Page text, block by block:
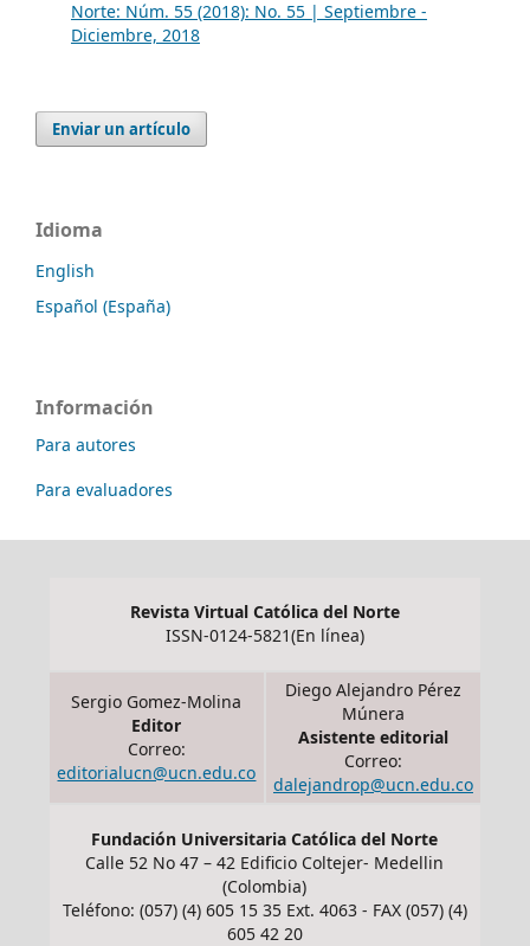
Norte: Núm. 55 (2018): No. 55 | Septiembre -
Diciembre, 2018
Enviar un artículo
Idioma
English
Español (España)
Información
Para autores
Para evaluadores
Revista Virtual Católica del Norte
ISSN-0124-5821(En línea)
Sergio Gomez-Molina
Editor
Correo:
editorialucn@ucn.edu.co
Diego Alejandro Pérez
Múnera
Asistente editorial
Correo:
dalejandrop@ucn.edu.co
Fundación Universitaria Católica del Norte
Calle 52 No 47 – 42 Edificio Coltejer- Medellin
(Colombia)
Teléfono: (057) (4) 605 15 35 Ext. 4063 - FAX (057) (4)
605 42 20